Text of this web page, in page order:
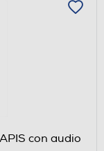
con audio